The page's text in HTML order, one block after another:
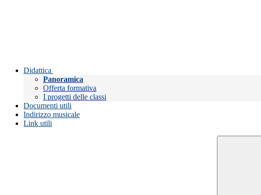
Didattica
Panoramica
Offerta formativa
I progetti delle classi
Documenti utili
Indirizzo musicale
Link utili